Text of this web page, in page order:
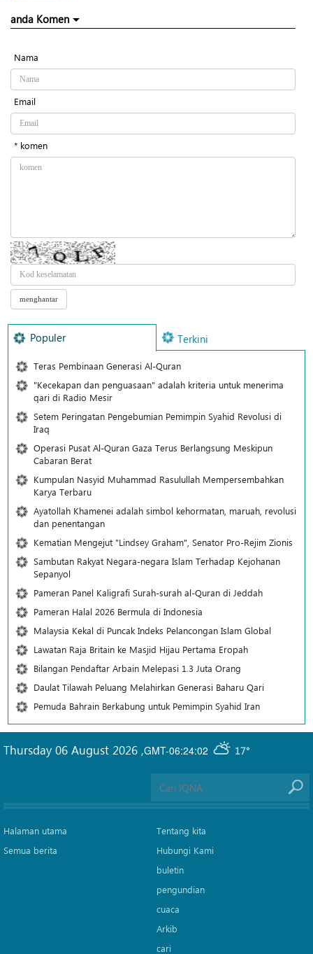
anda Komen
Nama
Email
* komen
Populer Terkini
Teras Pembinaan Generasi Al-Quran
"Kecekapan dan penguasaan" adalah kriteria untuk menerima
qari di Radio Mesir
Setem Peringatan Pengebumian Pemimpin Syahid Revolusi di
Iraq
Operasi Pusat Al-Quran Gaza Terus Berlangsung Meskipun
Cabaran Berat
Kumpulan Nasyid Muhammad Rasulullah Mempersembahkan
Karya Terbaru
Ayatollah Khamenei adalah simbol kehormatan, maruah, revolusi
dan penentangan
Kematian Mengejut "Lindsey Graham", Senator Pro-Rejim Zionis
Sambutan Rakyat Negara-negara Islam Terhadap Kejohanan
Sepanyol
Pameran Panel Kaligrafi Surah-surah al-Quran di Jeddah
Pameran Halal 2026 Bermula di Indonesia
Malaysia Kekal di Puncak Indeks Pelancongan Islam Global
Lawatan Raja Britain ke Masjid Hijau Pertama Eropah
Bilangan Pendaftar Arbain Melepasi 1.3 Juta Orang
Daulat Tilawah Peluang Melahirkan Generasi Baharu Qari
Pemuda Bahrain Berkabung untuk Pemimpin Syahid Iran
GMT-06:24:02 17°
Thursday 06 August 2026 ,
Halaman utama
Semua berita
Tentang kita
Hubungi Kami
buletin
pengundian
cuaca
Arkib
cari